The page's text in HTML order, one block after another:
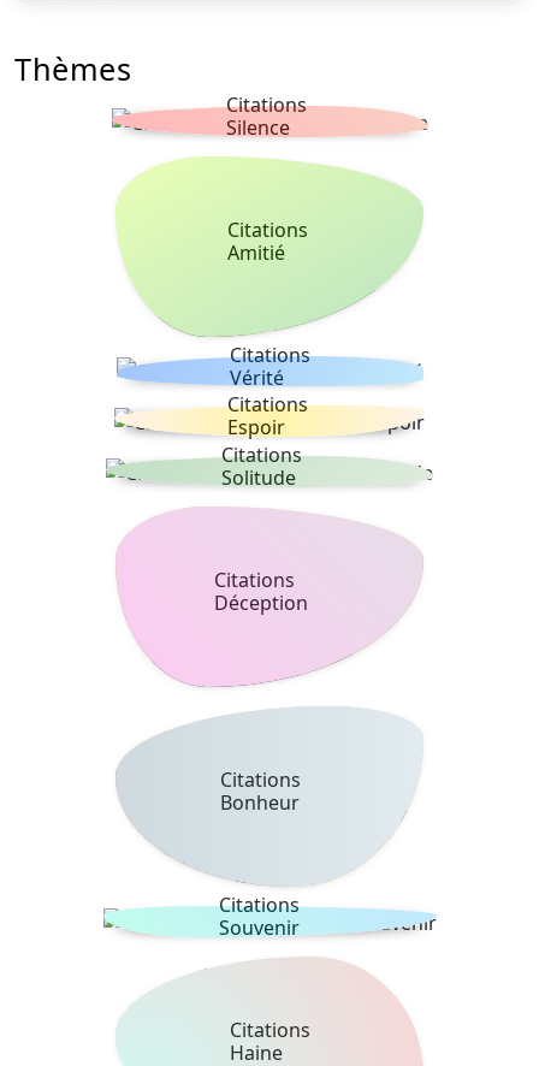
Thèmes
Citations
Silence
Citations
Amitié
Citations
Vérité
Citations
Espoir
Citations
Solitude
Citations
Déception
Citations
Bonheur
Citations
Souvenir
Citations
Haine